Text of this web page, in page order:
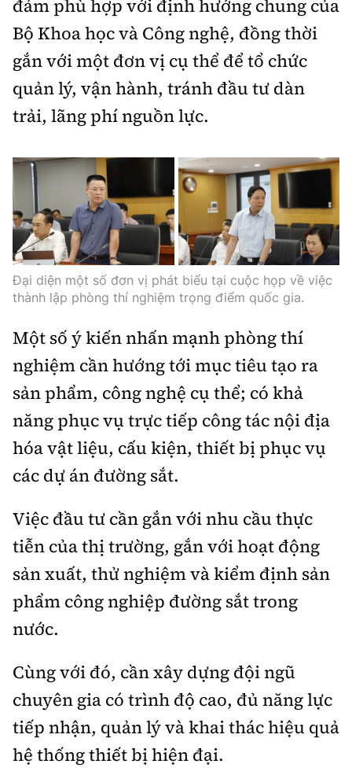
đảm phù hợp với định hướng chung của
Bộ Khoa học và Công nghệ, đồng thời
gắn với một đơn vị cụ thể để tổ chức
quản lý, vận hành, tránh đầu tư dàn
trải, lãng phí nguồn lực.
Đại diện một số đơn vị phát biểu tại cuộc họp về việc
thành lập phòng thí nghiệm trọng điểm quốc gia.
Một số ý kiến nhấn mạnh phòng thí
nghiệm cần hướng tới mục tiêu tạo ra
sản phẩm, công nghệ cụ thể; có khả
năng phục vụ trực tiếp công tác nội địa
hóa vật liệu, cấu kiện, thiết bị phục vụ
các dự án đường sắt.
Việc đầu tư cần gắn với nhu cầu thực
tiễn của thị trường, gắn với hoạt động
sản xuất, thử nghiệm và kiểm định sản
phẩm công nghiệp đường sắt trong
nước.
Cùng với đó, cần xây dựng đội ngũ
chuyên gia có trình độ cao, đủ năng lực
tiếp nhận, quản lý và khai thác hiệu quả
hệ thống thiết bị hiện đại.